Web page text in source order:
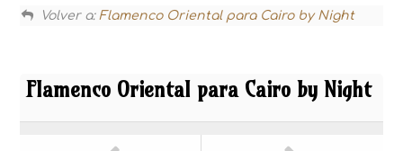
Volver a:Flamenco Oriental para Cairo by Night
Flamenco Oriental para Cairo by Night